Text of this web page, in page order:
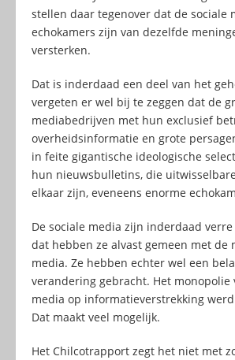
stellen daar tegenover dat de sociale
echokamers zijn van dezelfde
versterken.
Dat is inderdaad een deel van het
vergeten er wel bij te zeggen dat de
mediabedrijven met hun exclusief
overheidsinformatie en grote
in feite gigantische ideologische
hun nieuwsbulletins, die
elkaar zijn, eveneens enorme
De sociale media zijn inderdaad
dat hebben ze alvast gemeen met de
media. Ze hebben echter wel een
verandering gebracht. Het monopolie
media op informatieverstrekking
Dat maakt veel mogelijk.
Het Chilcotrapport zegt het niet met